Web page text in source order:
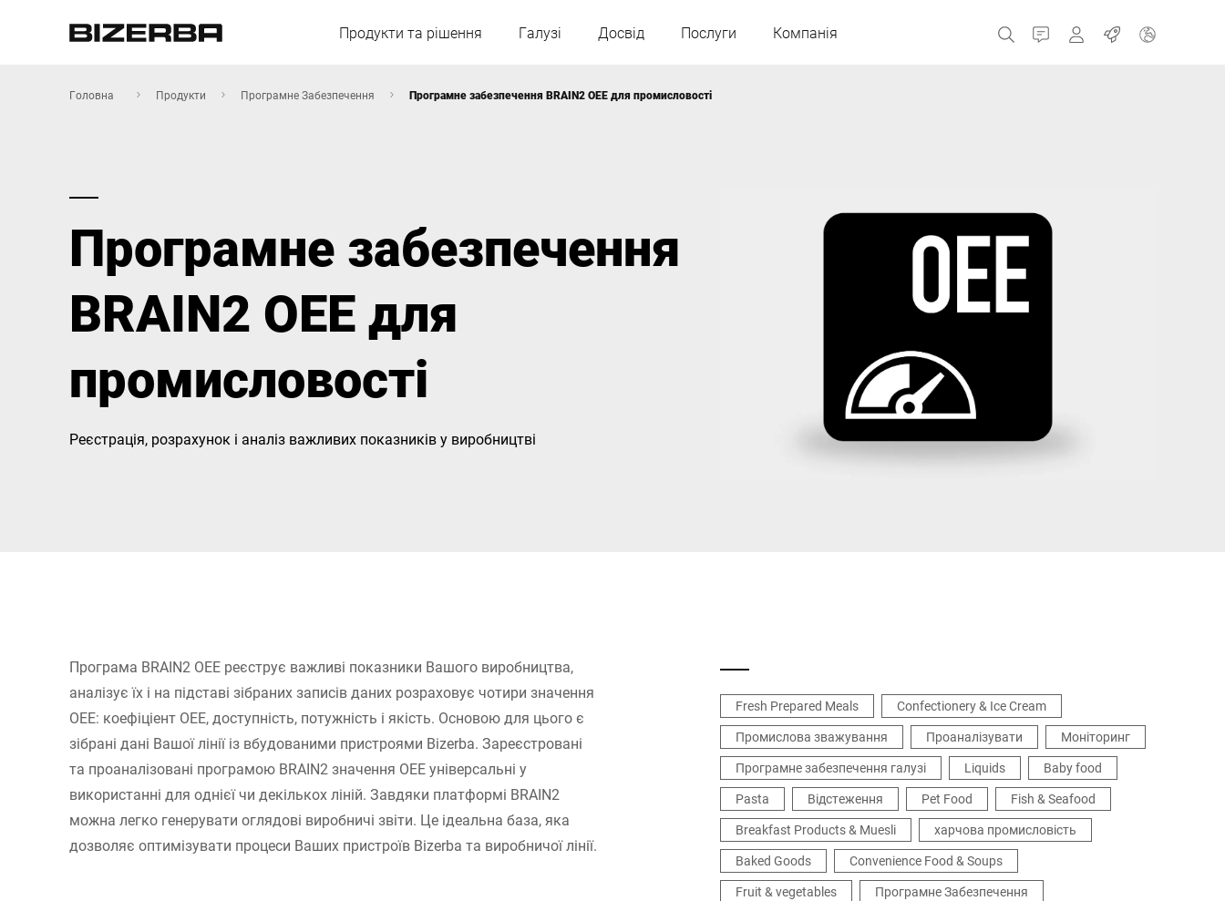
Продукти та рішення Галузі Досвід Послуги Компанія КонтактMyBizerba
Робота
Греція
Угорщина Нідерланди
Польща
Швейцарія Україна
Америка
Азія
Головна Продукти Програмне Забезпечення Програмне забезпечення BRAIN2 OEE для промисловості
Програмне забезпечення
BRAIN2 OEE для
промисловості
Реєстрація, розрахунок і аналіз важливих показників у виробництві
Програма BRAIN2 OEE реєструє важливі показники Вашого виробництва,
аналізує їх і на підставі зібраних записів даних розраховує чотири значення
OEE: коефіціент ОЕЕ, доступність, потужність і якість. Основою для цього є
зібрані дані Вашої лінії із вбудованими пристроями Bizerba. Зареєстровані
та проаналізовані програмою BRAIN2 значення OEE універсальні у
використанні для однієї чи декількох ліній. Завдяки платформі BRAIN2
можна легко генерувати оглядові виробничі звіти. Це ідеальна база, яка
дозволяє оптимізувати процеси Ваших пристроїв Bizerba та виробничої лінії.
Fresh Prepared Meals
Confectionery & Ice Cream
Промислова зважування
Проаналізувати
Моніторинг
Програмне забезпечення галузі
Liquids
Baby food
Pasta
Відстеження Pet Food
Fish & Seafood
Breakfast Products & Muesli
харчова промисловість
Baked Goods
Convenience Food & Soups
Fruit & vegetables
Програмне Забезпечення